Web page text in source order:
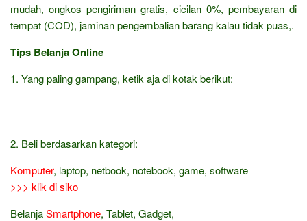
mudah, ongkos pengiriman gratis, cicilan 0%, pembayaran di
tempat (COD), jaminan pengembalian barang kalau tidak puas,.
Tips Belanja Online
1. Yang paling gampang, ketik aja di kotak berikut:
2. Beli berdasarkan kategori:
Komputer, laptop, netbook, notebook, game, software
>>> klik di siko
BelanjaSmartphone, Tablet, Gadget,